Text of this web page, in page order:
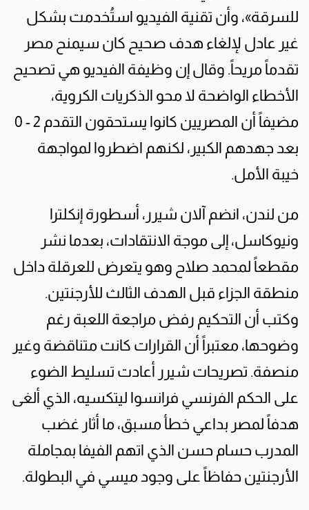
للسرقة»، وأن تقنية الفيديو استُخدمت بشكل
غير عادل لإلغاء هدف صحيح كان سيمنح مصر
تقدماً مريحاً. وقال إن وظيفة الفيديو هي تصحيح
الأخطاء الواضحة لا محو الذكريات الكروية،
مضيفاً أن المصريين كانوا يستحقون التقدم 2 - 0
بعد جهدهم الكبير، لكنهم اضطروا لمواجهة
خيبة الأمل.
من لندن، انضم آلان شيرر، أسطورة إنكلترا
ونيوكاسل، إلى موجة الانتقادات، بعدما نشر
مقطعاً لمحمد صلاح وهو يتعرض للعرقلة داخل
منطقة الجزاء قبل الهدف الثالث للأرجنتين.
وكتب أن التحكيم رفض مراجعة اللعبة رغم
وضوحها، معتبراً أن القرارات كانت متناقضة وغير
منصفة. تصريحات شيرر أعادت تسليط الضوء
على الحكم الفرنسي فرانسوا ليتكسيه، الذي ألغى
هدفاً لمصر بداعي خطأ مسبق، ما أثار غضب
المدرب حسام حسن الذي اتهم الفيفا بمجاملة
الأرجنتين حفاظاً على وجود ميسي في البطولة.